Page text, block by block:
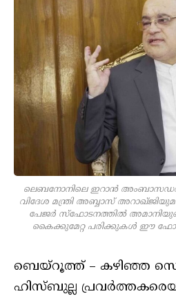
ലെബനോനിലെ ഇറാന്‍
വിദേശ മന്ത്രി അബ്ബാസ്
പേജര്‍ സ്‌ഫോടനത്തില്‍
കൈക്കുമേറ്റ പരിക്കുകള്‍ ഈ
ബെയ്‌റൂത്ത് – കഴിഞ്ഞ
ഹിസ്ബുല്ല